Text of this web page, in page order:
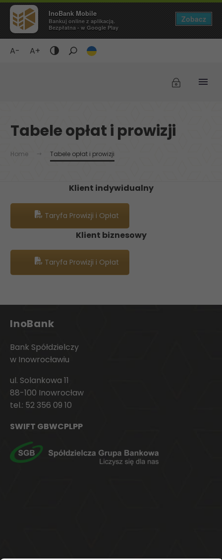
InoBank Mobile
Bankuj online z aplikacją.
Bezpłatna - w Google Play
Zobacz
A- A+ Tryb ciemny / Wyświetlaj czarne tło i żółty
Tabele opłat i prowizji
Home Tabele opłat i prowizji
Klient indywidualny
Taryfa Prowizji i Opłat
Klient biznesowy
Taryfa Prowizji i Opłat
InoBank
Bank Spółdzielczy
w Inowrocławiu
ul. Solankowa 11
88-100 Inowrocław
tel.: 52 356 09 10
SWIFT GBWCPLPP